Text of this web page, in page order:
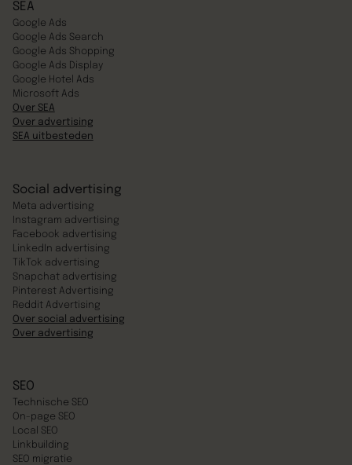
SEA
Google Ads
Google Ads Search
Google Ads Shopping
Google Ads Display
Google Hotel Ads
Microsoft Ads
Over SEA
Over advertising
SEA uitbesteden
Social advertising
Meta advertising
Instagram advertising
Facebook advertising
LinkedIn advertising
TikTok advertising
Snapchat advertising
Pinterest Advertising
Reddit Advertising
Over social advertising
Over advertising
SEO
Technische SEO
On-page SEO
Local SEO
Linkbuilding
SEO migratie